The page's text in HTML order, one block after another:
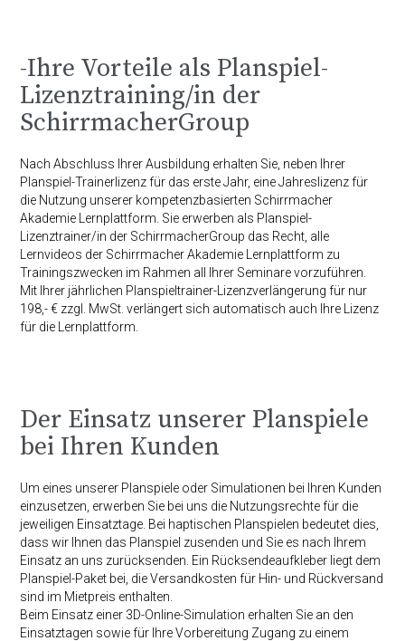
-Ihre Vorteile als Planspiel-
Lizenztraining/in der
SchirrmacherGroup
Nach Abschluss Ihrer Ausbildung erhalten Sie, neben Ihrer
Planspiel-Trainerlizenz für das erste Jahr, eine Jahreslizenz für
die Nutzung unserer kompetenzbasierten Schirrmacher
Akademie Lernplattform. Sie erwerben als Planspiel-
Lizenztrainer/in der SchirrmacherGroup das Recht, alle
Lernvideos der Schirrmacher Akademie Lernplattform zu
Trainingszwecken im Rahmen all Ihrer Seminare vorzuführen.
Mit Ihrer jährlichen Planspieltrainer-Lizenzverlängerung für nur
198,- € zzgl. MwSt. verlängert sich automatisch auch Ihre Lizenz
für die Lernplattform.
Der Einsatz unserer Planspiele
bei Ihren Kunden
Um eines unserer Planspiele oder Simulationen bei Ihren Kunden
einzusetzen, erwerben Sie bei uns die Nutzungsrechte für die
jeweiligen Einsatztage. Bei haptischen Planspielen bedeutet dies,
dass wir Ihnen das Planspiel zusenden und Sie es nach Ihrem
Einsatz an uns zurücksenden. Ein Rücksendeaufkleber liegt dem
Planspiel-Paket bei, die Versandkosten für Hin- und Rückversand
sind im Mietpreis enthalten.
Beim Einsatz einer 3D-Online-Simulation erhalten Sie an den
Einsatztagen sowie für Ihre Vorbereitung Zugang zu einem